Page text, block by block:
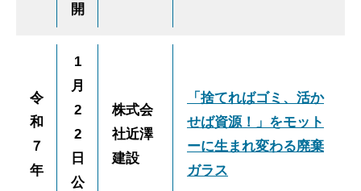
開
令
和
７
年
1
月
2
2
日
公
株式会
社近澤
建設
「捨てればゴミ、活か
せば資源！」をモット
ーに生まれ変わる廃棄
ガラス